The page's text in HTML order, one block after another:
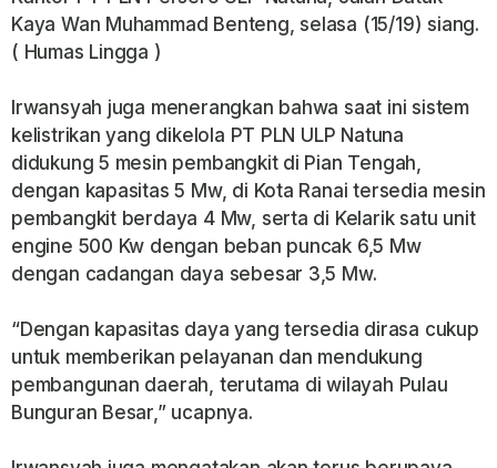
Kaya Wan Muhammad Benteng, selasa (15/19) siang.
( Humas Lingga )
Irwansyah juga menerangkan bahwa saat ini sistem
kelistrikan yang dikelola PT PLN ULP Natuna
didukung 5 mesin pembangkit di Pian Tengah,
dengan kapasitas 5 Mw, di Kota Ranai tersedia mesin
pembangkit berdaya 4 Mw, serta di Kelarik satu unit
engine 500 Kw dengan beban puncak 6,5 Mw
dengan cadangan daya sebesar 3,5 Mw.
“Dengan kapasitas daya yang tersedia dirasa cukup
untuk memberikan pelayanan dan mendukung
pembangunan daerah, terutama di wilayah Pulau
Bunguran Besar,” ucapnya.